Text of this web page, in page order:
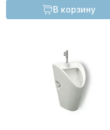
В корзину